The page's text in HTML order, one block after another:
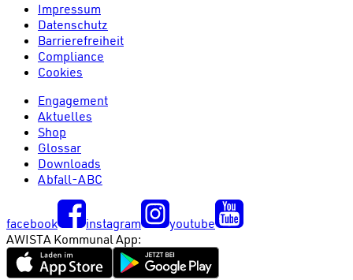
Impressum
Datenschutz
Barrierefreiheit
Compliance
Cookies
Engagement
Aktuelles
Shop
Glossar
Downloads
Abfall-ABC
facebook instagram
youtube
AWISTA Kommunal App: